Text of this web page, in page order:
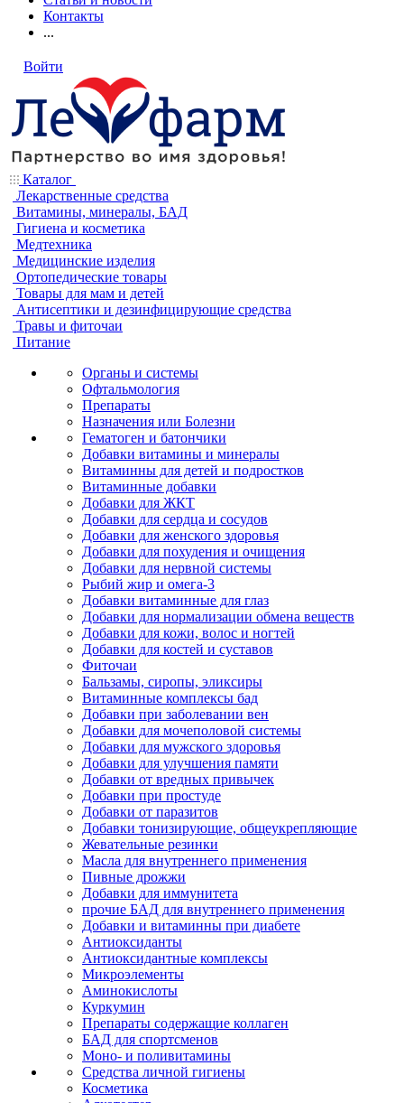
Контакты
...
Войти
Каталог
Лекарственные средства
Витамины, минералы, БАД
Гигиена и косметика
Медтехника
Медицинские изделия
Ортопедические товары
Товары для мам и детей
Антисептики и дезинфицирующие средства
Травы и фиточаи
Питание
Органы и системы
Офтальмология
Препараты
Назначения или Болезни
Гематоген и батончики
Добавки витамины и минералы
Витаминны для детей и подростков
Витаминные добавки
Добавки для ЖКТ
Добавки для сердца и сосудов
Добавки для женского здоровья
Добавки для похудения и очищения
Добавки для нервной системы
Рыбий жир и омега-3
Добавки витаминные для глаз
Добавки для нормализации обмена веществ
Добавки для кожи, волос и ногтей
Добавки для костей и суставов
Фиточаи
Бальзамы, сиропы, эликсиры
Витаминные комплексы бад
Добавки при заболевании вен
Добавки для мочеполовой системы
Добавки для мужского здоровья
Добавки для улучшения памяти
Добавки от вредных привычек
Добавки при простуде
Добавки от паразитов
Добавки тонизирующие, общеукрепляющие
Жевательные резинки
Масла для внутреннего применения
Пивные дрожжи
Добавки для иммунитета
прочие БАД для внутреннего применения
Добавки и витаминны при диабете
Антиоксиданты
Антиоксидантные комплексы
Микроэлементы
Аминокислоты
Куркумин
Препараты содержащие коллаген
БАД для спортсменов
Моно- и поливитамины
Средства личной гигиены
Косметика